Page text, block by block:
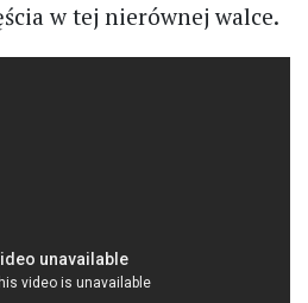
w tej nierównej walce.